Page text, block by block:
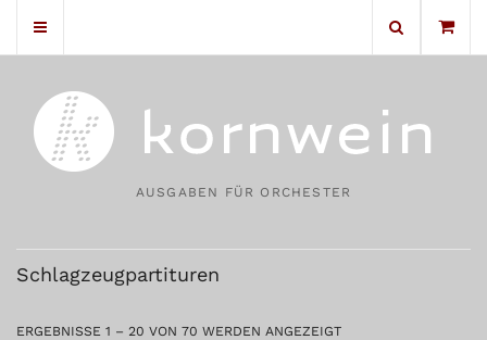
AUSGABEN FÜR ORCHESTER
Schlagzeugpartituren
ERGEBNISSE 1 – 20 VON 70 WERDEN ANGEZEIGT